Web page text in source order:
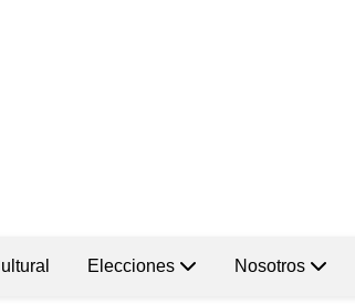
Elecciones Nosotros